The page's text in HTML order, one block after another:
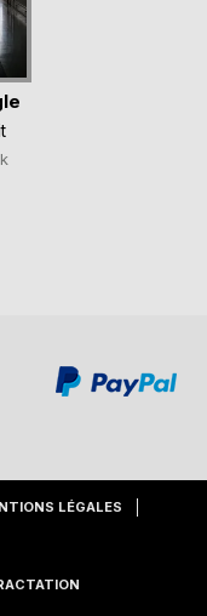
LÉGALES